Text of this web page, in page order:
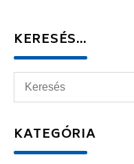
KERESÉS…
KATEGÓRIA